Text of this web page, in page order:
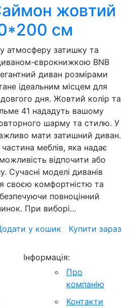
жовтий
см
у атмосферу затишку та
єврокнижкою BNB
диван розмірами
ідеальним місцем для
довгого дня. Жовтий колір та
41 нададуть вашому
шарму та стилю. У
мати затишний диван.
частина меблів, яка надає
відпочити або
Сучасні моделі диванів
своєю комфортністю та
повноцінний
При виборі…
у кошик Купити зараз
Інформація:
Про
компанію
Контакти